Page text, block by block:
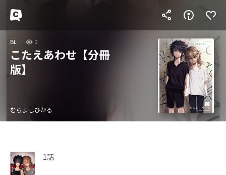
BL 0
こたえあわせ【分冊
版】
むらよしひかる
1話